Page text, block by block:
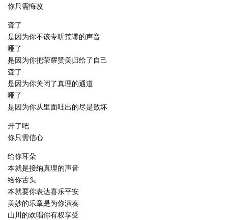
你只需悔改
聋了
是因为你不该专听荒谬的声音
哑了
是因为你把荣耀赞美归给了自己
聋了
是因为你关闭了真理的通道
哑了
是因为你从里面吐出的尽是败坏
开了吧
你只需信心
给你耳朵
本就是接纳真理的声音
给你舌头
本就要你表达喜乐平安
美妙的乐章是为你演奏
山川的欢唱你有权享受